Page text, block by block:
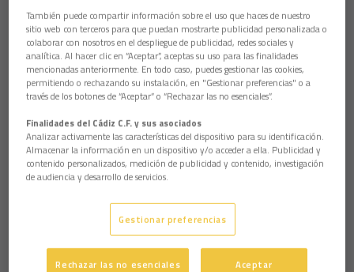
Directo | La previa cadista
También puede compartir información sobre el uso que haces de nuestro
sitio web con terceros para que puedan mostrarte publicidad personalizada o
colaborar con nosotros en el despliegue de publicidad, redes sociales y
analítica. Al hacer clic en “Aceptar”, aceptas su uso para las finalidades
mencionadas anteriormente. En todo caso, puedes gestionar las cookies,
permitiendo o rechazando su instalación, en "Gestionar preferencias" o a
través de los botones de “Aceptar” o “Rechazar las no esenciales”.
Finalidades del Cádiz C.F. y sus asociados
Analizar activamente las características del dispositivo para su identificación.
Almacenar la información en un dispositivo y/o acceder a ella. Publicidad y
contenido personalizados, medición de publicidad y contenido, investigación
de audiencia y desarrollo de servicios.
Gestionar preferencias
Rechazar las no esenciales Aceptar